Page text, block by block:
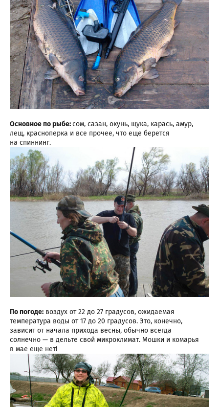
Основное по рыбе:сом, сазан, окунь, щука, карась, амур,
лещ, красноперка и все прочее, что еще берется
на спиннинг.
По погоде: воздух от 22 до 27 градусов, ожидаемая
температура воды от 17 до 20 градусов. Это, конечно,
зависит от начала прихода весны, обычно всегда
солнечно — в дельте свой микроклимат. Мошки и комарья
в мае еще нет!